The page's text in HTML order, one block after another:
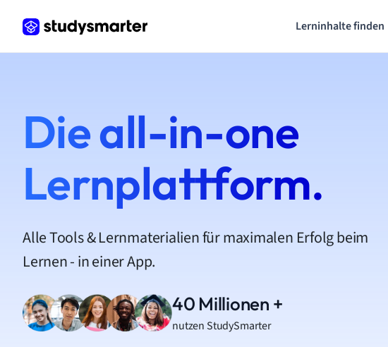
Lerninhalte finden
Die all-in-one
Lernplattform.
Alle Tools & Lernmaterialien für maximalen Erfolg beim
Lernen - in einer App.
40 Millionen +
nutzen StudySmarter